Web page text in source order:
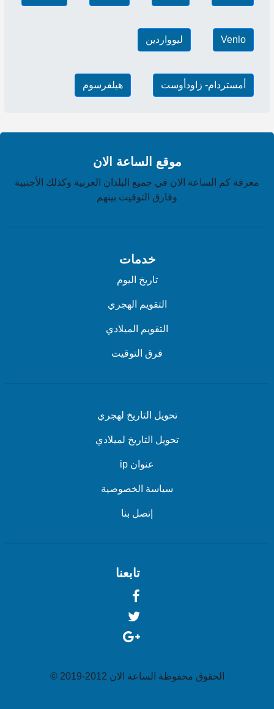
Venlo ليوواردين
أمستردام- زاودأوست هيلفرسوم
موقع الساعة الان
معرفة كم الساعة الان في جميع البلدان العربية وكذلك الأجنبية
وفارق التوقيت بينهم
خدمات
تاريخ اليوم
التقويم الهجري
التقويم الميلادي
فرق التوقيت
تحويل التاريخ لهجري
تحويل التاريخ لميلادي
عنوان ip
سياسة الخصوصية
إتصل بنا
تابعنا
الحقوق محفوظة الساعة الان 2012-2019 ©